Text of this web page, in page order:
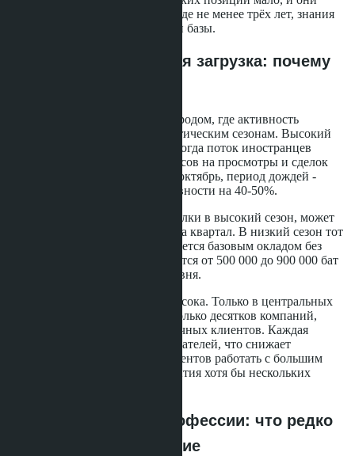
требуют опыта работы в Таиланде не менее трёх лет, знания
рынка и устойчивой клиентской базы.
Сезонность и реальная загрузка: почему
Паттайя остаётся курортным городом, где активность
покупателей привязана к туристическим сезонам. Высокий
сезон длится с ноября по март, когда поток иностранцев
максимален, а количество запросов на просмотры и сделок
растёт. Низкий сезон - с мая по октябрь, период дождей -
характеризуется падением активности на 40-50%.
Консультант, закрывший 3-4 сделки в высокий сезон, может
заработать 150 000-200 000 бат за квартал. В низкий сезон тот
же специалист часто довольствуется базовым окладом без
бонусов. Годовой доход колеблется от 500 000 до 900 000 бат
для консультантов среднего уровня.
Конкуренция среди агентств высока. Только в центральных
районах Паттайи работает несколько десятков компаний,
ориентированных на русскоязычных клиентов. Каждая
борется за одних и тех же покупателей, что снижает
маржинальность и заставляет агентов работать с большим
количеством запросов для закрытия хотя бы нескольких
Скрытые расходы профессии: что редко
учитывают начинающие